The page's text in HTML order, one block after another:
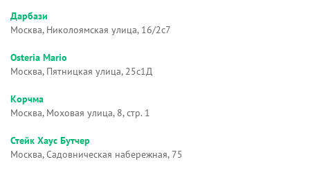
Дарбази
Москва, Николоямская улица, 16/2с7
Osteria Mario
Москва, Пятницкая улица, 25с1Д
Корчма
Москва, Моховая улица, 8, стр. 1
Стейк Хаус Бутчер
Москва, Садовническая набережная, 75